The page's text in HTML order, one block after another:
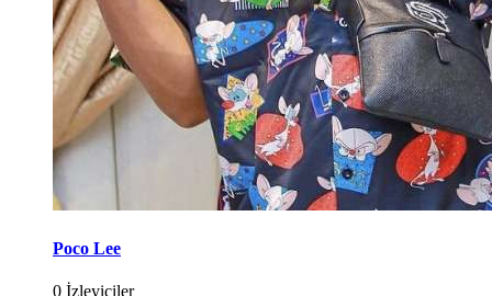
Poco Lee
0 İzleyiciler